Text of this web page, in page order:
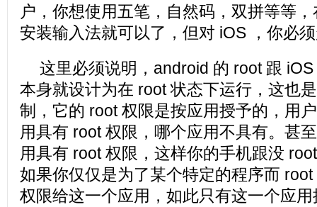
户，你想使用五笔，自然码，双拼等等
安装输入法就可以了，但对 iOS ，你必
这里必须说明，android 的 root 跟
本身就设计为在 root 状态下运行，这也
制，它的 root 权限是按应用授予的，用
用具有 root 权限，哪个应用不具有。甚
用具有 root 权限，这样你的手机跟没
如果你仅仅是为了某个特定的程序而
权限给这一个应用，如此只有这一个应